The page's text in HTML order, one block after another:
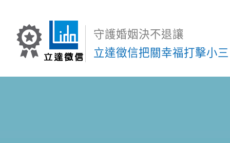
守護婚姻決不退讓
立達徵信把關幸福打擊小三